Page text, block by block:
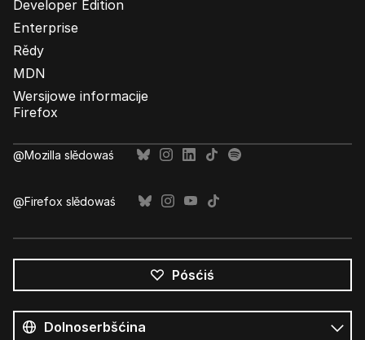
Developer Edition
Enterprise
Rědy
MDN
Wersijowe informacije
Firefox
@Mozilla slědowaś
@Firefox slědowaś
Pósćiś
rěcy
Rěc